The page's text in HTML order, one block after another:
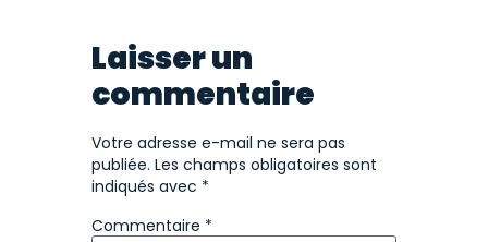
Laisser un
commentaire
Votre adresse e-mail ne sera pas
publiée. Les champs obligatoires sont
indiqués avec *
Commentaire *